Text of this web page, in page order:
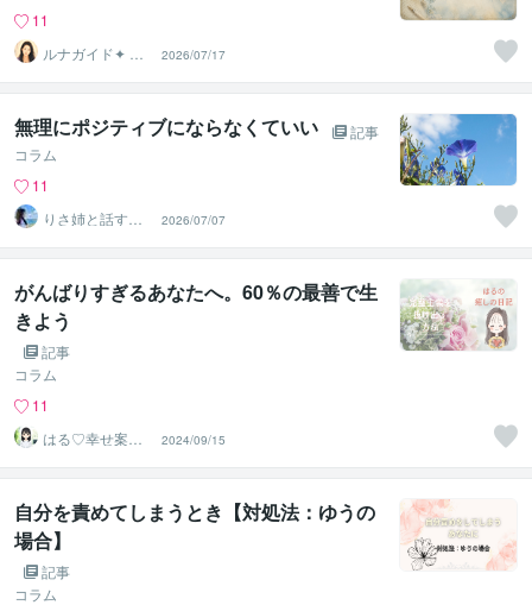
11
ルナガイド✦ 結
月 Yuzuki
2026/07/17
無理にポジティブにならなくていい
記事
コラム
11
りさ姉と話すこ
ころ整え時間
2026/07/07
がんばりすぎるあなたへ。60％の最善で生
きよう
記事
コラム
11
はる♡幸せ案内
人
2024/09/15
自分を責めてしまうとき【対処法：ゆうの
場合】
記事
コラム